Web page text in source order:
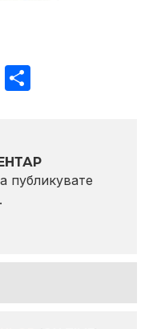
Email
публикувате